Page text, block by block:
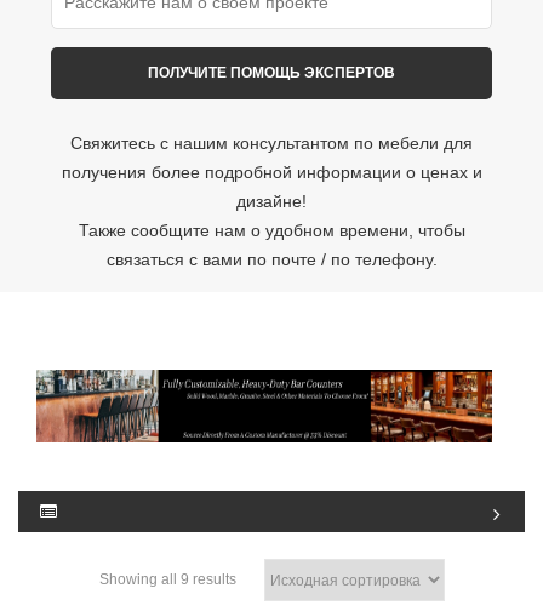
Свяжитесь с нашим консультантом по мебели для
получения более подробной информации о ценах и
дизайне!
Также сообщите нам о удобном времени, чтобы
связаться с вами по почте / по телефону.
Showing all 9 results